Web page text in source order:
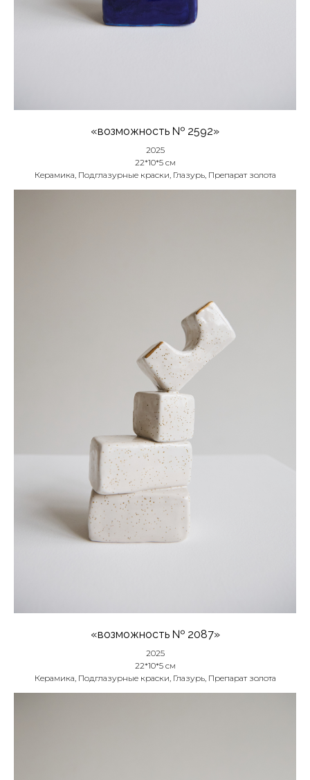
«возможность № 2592»
2025
22*10*5 см
Керамика, Подглазурные краски, Глазурь, Препарат золота
«возможность № 2087»
2025
22*10*5 см
Керамика, Подглазурные краски, Глазурь, Препарат золота